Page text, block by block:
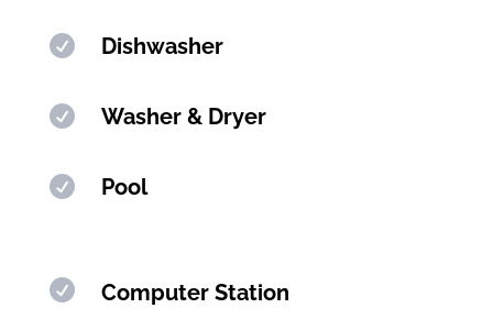
 Dishwasher
 Washer & Dryer
 Pool
 Computer Station